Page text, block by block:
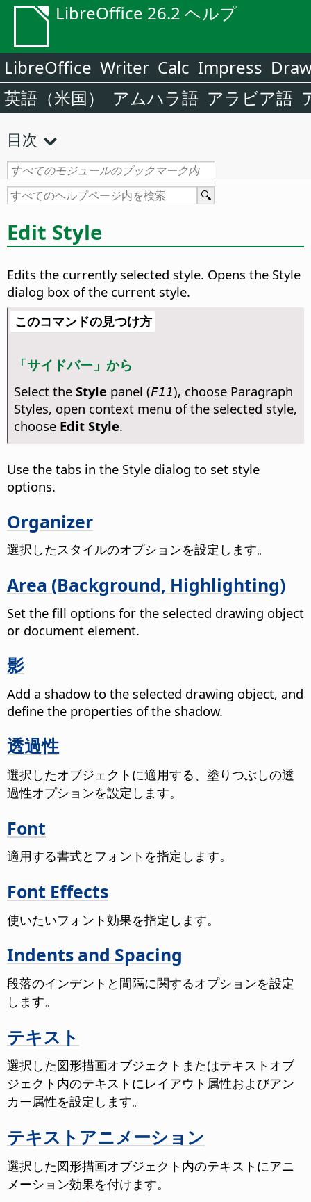
LibreOffice 26.2 ヘルプ
LibreOffice Writer Calc Impress
英語（米国）
アムハラ語 アラビア語
目次
Edit Style
Edits the currently selected style. Opens the Style
dialog box of the current style.
このコマンドの見つけ方
「サイドバー」から
Select the Style panel (F11), choose Paragraph
Styles, open context menu of the selected style,
choose Edit Style.
Use the tabs in the Style dialog to set style
options.
Organizer
選択したスタイルのオプションを設定します。
Area (Background, Highlighting)
Set the fill options for the selected drawing object
or document element.
影
Add a shadow to the selected drawing object, and
define the properties of the shadow.
透過性
選択したオブジェクトに適用する、塗りつぶしの透
過性オプションを設定します。
Font
適用する書式とフォントを指定します。
Font Effects
使いたいフォント効果を指定します。
Indents and Spacing
段落のインデントと間隔に関するオプションを設定
します。
テキスト
選択した図形描画オブジェクトまたはテキストオブ
ジェクト内のテキストにレイアウト属性およびアン
カー属性を設定します。
テキストアニメーション
選択した図形描画オブジェクト内のテキストにアニ
メーション効果を付けます。